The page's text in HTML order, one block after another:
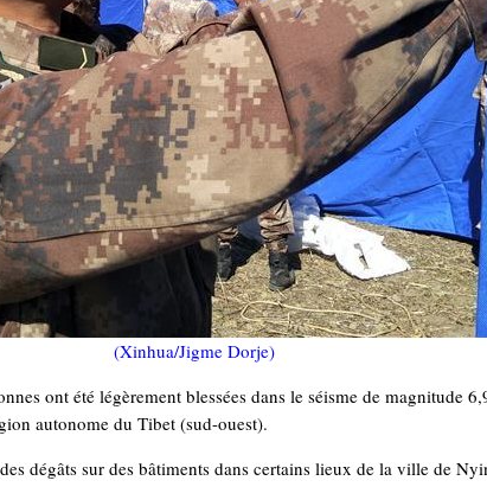
(Xinhua/Jigme Dorje)
ont été légèrement blessées dans le séisme de magnitude
autonome du Tibet (sud-ouest).
dégâts sur des bâtiments dans certains lieux de la ville de